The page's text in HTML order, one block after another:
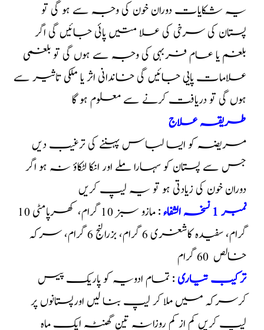
یہ شکایات دوران خون کی وجہ سے ہو گی تو
پستان کی سرخی کی علا متیں پائی جائیں گی اگر
بلغم یا عام فربہی کی وجہ سے ہوں گی تو بلغمی
علامات پایی جائیں گی خاندانی اثر یا ملکی تاثیر سے
ہوں گی تو دریافت کرنے سے معلوم ہو گا
طریقہ علاج
مریضہ کو ایسا لباس پہننے کی ترغیب دیں
جس سے پستان کو سہارا ملے اور انکا لٹکاؤ نہ ہو اگر
دوران خون کی زیادتی ہو تو یہ لیپ کریں
نمبر 1 نسخہ الشفاء
: مازو سبز 10 گرام، کھرپامٹی 10
گرام، سفیدہ کاشغری 6 گرام، بزرالنج 6 گرام، سرکہ
خالص 60 گرام
ترکیب تیاری: تمام ادویہ کو پاریک پیس
کرسرکہ میں ملا کر لیپ بنا لیں اورپستانوں پر
لیپ کریں کم از کم روزانہ تین گھنٹہ ایک ماہ